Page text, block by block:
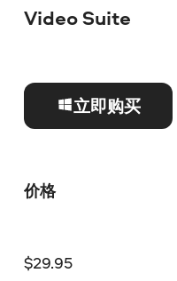
Video Suite
立即购买
价格
$29.95